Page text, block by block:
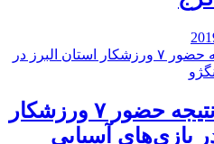
۲ مدال برنز نتیجه حضور ۷ ورزشکار
بازی‌های آسیایی